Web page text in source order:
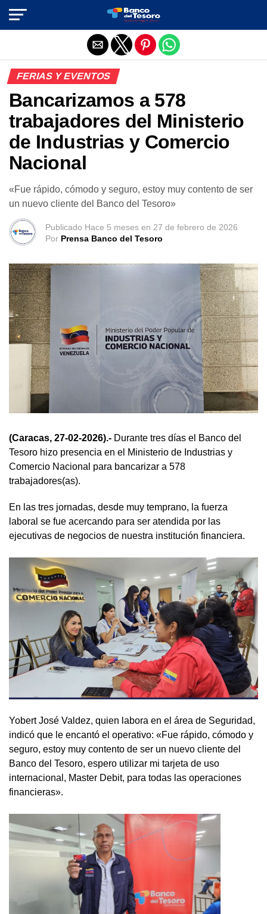
FERIAS Y EVENTOS
Bancarizamos a 578
trabajadores del Ministerio
de Industrias y Comercio
Nacional
«Fue rápido, cómodo y seguro, estoy muy contento de ser
un nuevo cliente del Banco del Tesoro»
Publicado Hace 5 meses en 27 de febrero de 2026
Por Prensa Banco del Tesoro
(Caracas, 27-02-2026).- Durante tres días el Banco del
Tesoro hizo presencia en el Ministerio de Industrias y
Comercio Nacional para bancarizar a 578
trabajadores(as).
En las tres jornadas, desde muy temprano, la fuerza
laboral se fue acercando para ser atendida por las
ejecutivas de negocios de nuestra institución financiera.
Yobert José Valdez, quien labora en el área de Seguridad,
indicó que le encantó el operativo: «Fue rápido, cómodo y
seguro, estoy muy contento de ser un nuevo cliente del
Banco del Tesoro, espero utilizar mi tarjeta de uso
internacional, Master Debit, para todas las operaciones
financieras».
Salir de la versión móvil